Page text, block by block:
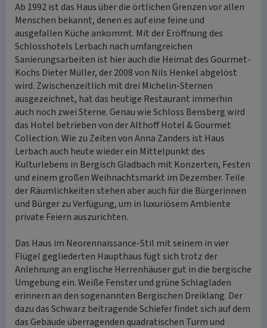
Ab 1992 ist das Haus über die örtlichen Grenzen vor allen
Menschen bekannt, denen es auf eine feine und
ausgefallen Küche ankommt. Mit der Eröffnung des
Schlosshotels Lerbach nach umfangreichen
Sanierungsarbeiten ist hier auch die Heimat des Gourmet-
Kochs Dieter Müller, der 2008 von Nils Henkel abgelöst
wird. Zwischenzeitlich mit drei Michelin-Sternen
ausgezeichnet, hat das heutige Restaurant immerhin
auch noch zwei Sterne. Genau wie Schloss Bensberg wird
das Hotel betrieben von der Althoff Hotel & Gourmet
Collection. Wie zu Zeiten von Anna Zanders ist Haus
Lerbach auch heute wieder ein Mittelpunkt des
Kulturlebens in Bergisch Gladbach mit Konzerten, Festen
und einem großen Weihnachtsmarkt im Dezember. Teile
der Räumlichkeiten stehen aber auch für die Bürgerinnen
und Bürger zu Verfügung, um in luxuriösem Ambiente
private Feiern auszurichten.
Das Haus im Neorennaissance-Stil mit seinem in vier
Flügel gegliederten Haupthaus fügt sich trotz der
Anlehnung an englische Herrenhäuser gut in die bergische
Umgebung ein. Weiße Fenster und grüne Schlagladen
erinnern an den sogenannten Bergischen Dreiklang. Der
dazu das Schwarz beitragende Schiefer findet sich auf dem
das Gebäude überragenden quadratischen Turm und